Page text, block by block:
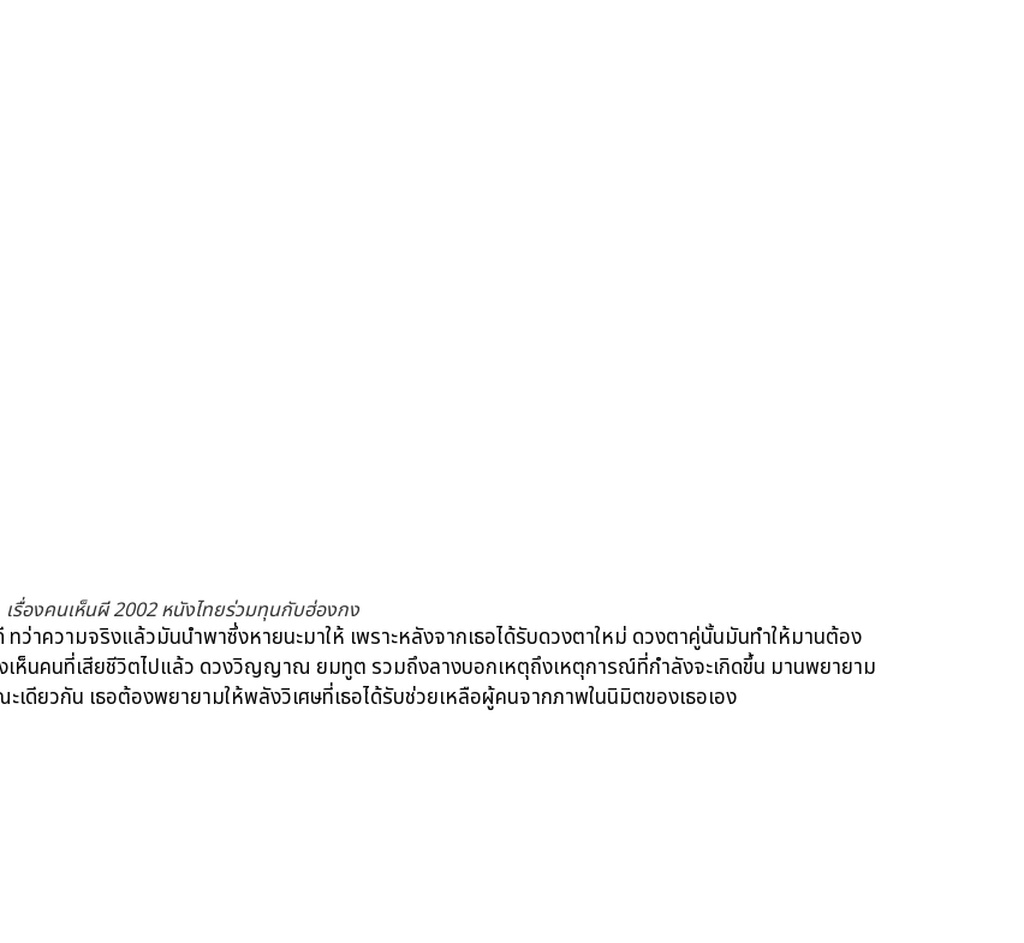
เรื่องคนเห็นผี 2002 หนังไทยร่วมทุนกับฮ่องกง
ว่าความจริงแล้วมันนำพาซึ่งหายนะมาให้ เพราะหลังจากเธอได้รับดวงตาใหม่ ดวงตาคู่นั้นมันทำให้มานต้อง
ห็นคนที่เสียชีวิตไปแล้ว ดวงวิญญาณ ยมทูต รวมถึงลางบอกเหตุถึงเหตุการณ์ที่กำลังจะเกิดขึ้น มานพยายาม
เดียวกัน เธอต้องพยายามให้พลังวิเศษที่เธอได้รับช่วยเหลือผู้คนจากภาพในนิมิตของเธอเอง